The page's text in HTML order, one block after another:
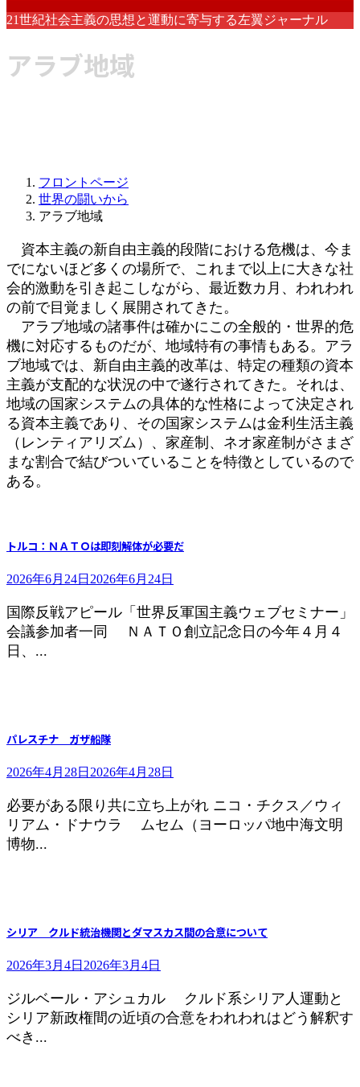
21世紀社会主義の思想と運動に寄与する左翼ジャーナル
アラブ地域
フロントページ
世界の闘いから
アラブ地域
資本主義の新自由主義的段階における危機は、今ま
でにないほど多くの場所で、これまで以上に大きな社
会的激動を引き起こしながら、最近数カ月、われわれ
の前で目覚ましく展開されてきた。
アラブ地域の諸事件は確かにこの全般的・世界的危
機に対応するものだが、地域特有の事情もある。アラ
ブ地域では、新自由主義的改革は、特定の種類の資本
主義が支配的な状況の中で遂行されてきた。それは、
地域の国家システムの具体的な性格によって決定され
る資本主義であり、その国家システムは金利生活主義
（レンティアリズム）、家産制、ネオ家産制がさまざ
まな割合で結びついていることを特徴としているので
ある。
トルコ：ＮＡＴＯは即刻解体が必要だ
2026年6月24日 2026年6月24日
国際反戦アピール「世界反軍国主義ウェブセミナー」
会議参加者一同 ＮＡＴＯ創立記念日の今年４月４
日、...
パレスチナ ガザ船隊
2026年4月28日 2026年4月28日
必要がある限り共に立ち上がれ ニコ・チクス／ウィ
リアム・ドナウラ ムセム（ヨーロッパ地中海文明
博物...
シリア クルド統治機関とダマスカス間の合意について
2026年3月4日 2026年3月4日
ジルベール・アシュカル クルド系シリア人運動と
シリア新政権間の近頃の合意をわれわれはどう解釈す
べき...